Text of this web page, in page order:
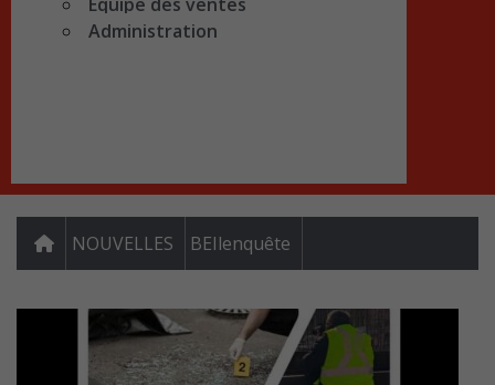
Administration
NOUVELLES BEIlenquête